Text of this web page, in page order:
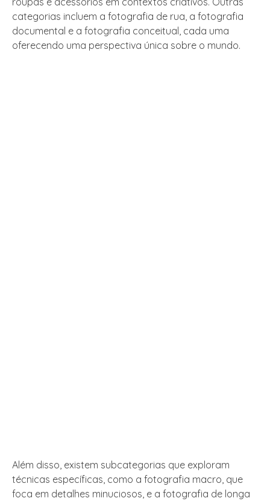
categorias incluem a fotografia de rua, a fotografia
documental e a fotografia conceitual, cada uma
oferecendo uma perspectiva única sobre o mundo.
Além disso, existem subcategorias que exploram
técnicas específicas, como a fotografia macro, que
foca em detalhes minuciosos, e a fotografia de longa